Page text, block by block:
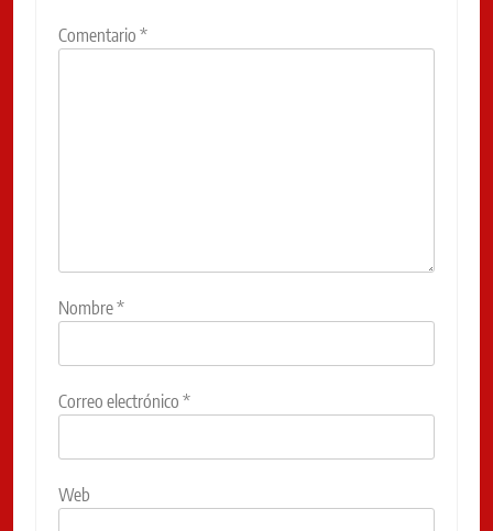
Comentario *
Nombre*
Correo electrónico *
Web